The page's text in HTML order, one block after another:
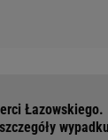
Łazowskiego.
wypadku